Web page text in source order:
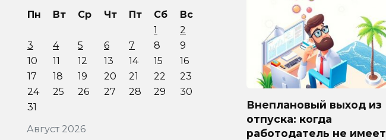
Внеплановый выход из
отпуска: когда
работодатель не имеет
Август 2026
Пн Вт Ср Чт Пт Сб
Вс
1
2
3
4 5 6 7 8
9
10
11 12 13 14 15
16
17
18 19 20 21 22
23
24
25 26 27 28 29
30
31